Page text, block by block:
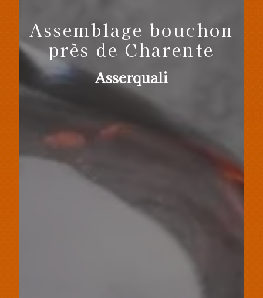
Assemblage bouchon
près de Charente
Asserquali